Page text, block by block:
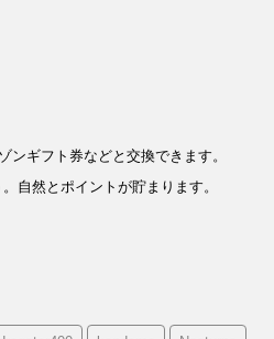
ンギフト券などと交換できます。
自然とポイントが貯まります。